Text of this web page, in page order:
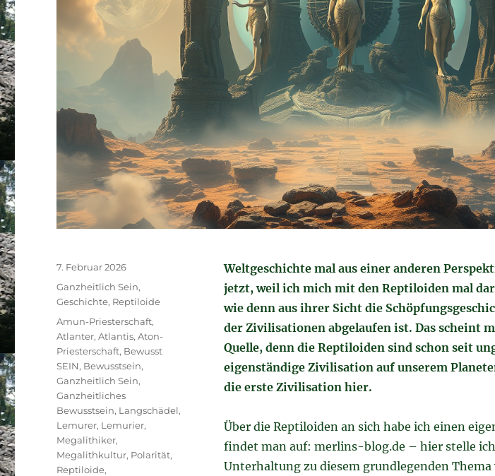
Weltgeschichte mal aus einer anderen
jetzt, weil ich mich mit den Reptiloiden mal
wie denn aus ihrer Sicht die
der Zivilisationen abgelaufen ist. Das scheint
Quelle, denn die Reptiloiden sind schon seit
eigenständige Zivilisation auf unserem
die erste Zivilisation hier.
Über die Reptiloiden an sich habe ich einen
findet man auf: merlins-blog.de – hier stelle
Unterhaltung zu diesem grundlegenden Thema
Veröffentlicht
7. Februar 2026
Kategorien
Ganzheitlich Sein,
Geschichte, Reptiloide
Schlagwörter
Amun-Priesterschaft,
Atlanter,Atlantis,Aton-
Priesterschaft, Bewusst
SEIN, Bewusstsein,
Ganzheitlich Sein,
Ganzheitliches
Bewusstsein, Langschädel,
Lemurer, Lemurier,
Megalithiker,
Megalithkultur, Polarität,
Reptiloide,